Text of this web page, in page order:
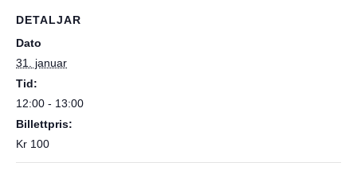
DETALJAR
Dato
31. januar
Tid:
12:00 - 13:00
Billettpris:
Kr 100